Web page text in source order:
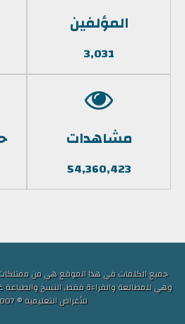
المؤلفين
3,031
مشاهدات
54,360,423
جميع الكلمات في هذا الموقع هي من ممتلكات
وهي للمطالعة والقراءة فقط, النسخ
للأغراض التعليمية © 2007 - 2026